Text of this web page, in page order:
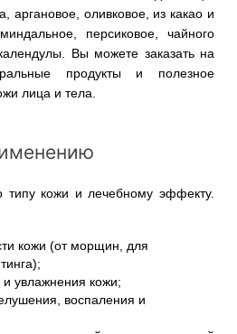
аргановое, оливковое, из какао и
персиковое, чайного
Вы можете заказать на
продукты и полезное
лица и тела.
типу кожи и лечебному эффекту.
кожи (от морщин, для
увлажнения кожи;
воспаления и